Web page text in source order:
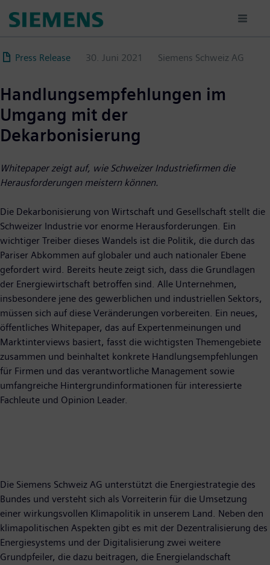
zum
Press Release
30. Juni 2021 Siemens Schweiz AG
Handlungsempfehlungen im
Umgang mit der
Dekarbonisierung
Whitepaper zeigt auf, wie Schweizer Industriefirmen die
Herausforderungen meistern können.
Die Dekarbonisierung von Wirtschaft und Gesellschaft stellt die
Schweizer Industrie vor enorme Herausforderungen. Ein
wichtiger Treiber dieses Wandels ist die Politik, die durch das
Pariser Abkommen auf globaler und auch nationaler Ebene
gefordert wird. Bereits heute zeigt sich, dass die Grundlagen
der Energiewirtschaft betroffen sind. Alle Unternehmen,
insbesondere jene des gewerblichen und industriellen Sektors,
müssen sich auf diese Veränderungen vorbereiten. Ein neues,
öffentliches Whitepaper, das auf Expertenmeinungen und
Marktinterviews basiert, fasst die wichtigsten Themengebiete
zusammen und beinhaltet konkrete Handlungsempfehlungen
für Firmen und das verantwortliche Management sowie
umfangreiche Hintergrundinformationen für interessierte
Fachleute und Opinion Leader.
Die Siemens Schweiz AG unterstützt die Energiestrategie des
Bundes und versteht sich als Vorreiterin für die Umsetzung
einer wirkungsvollen Klimapolitik in unserem Land. Neben den
klimapolitischen Aspekten gibt es mit der Dezentralisierung des
Energiesystems und der Digitalisierung zwei weitere
Grundpfeiler, die dazu beitragen, die Energielandschaft